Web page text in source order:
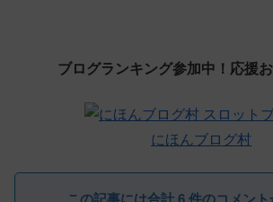
ブログランキング参加中！応援
にほんブログ村